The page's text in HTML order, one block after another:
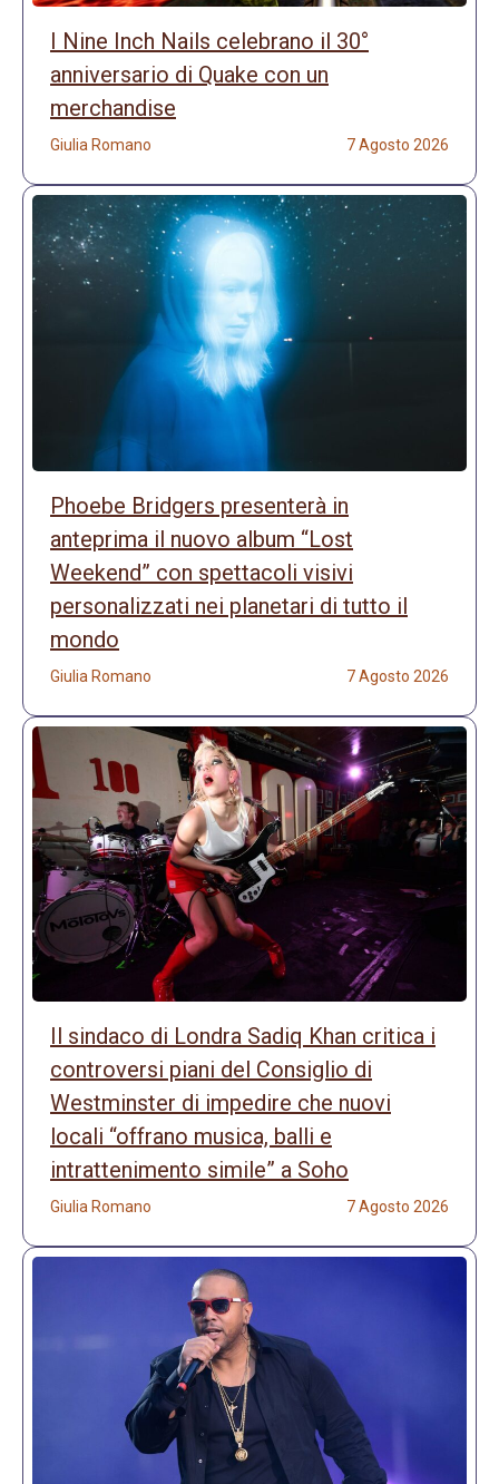
I Nine Inch Nails celebrano il 30°
anniversario di Quake con un
merchandise
Giulia Romano 7 Agosto 2026
Phoebe Bridgers presenterà in
anteprima il nuovo album “Lost
Weekend” con spettacoli visivi
personalizzati nei planetari di tutto il
mondo
Giulia Romano 7 Agosto 2026
Il sindaco di Londra Sadiq Khan critica i
controversi piani del Consiglio di
Westminster di impedire che nuovi
locali “offrano musica, balli e
intrattenimento simile” a Soho
Giulia Romano 7 Agosto 2026